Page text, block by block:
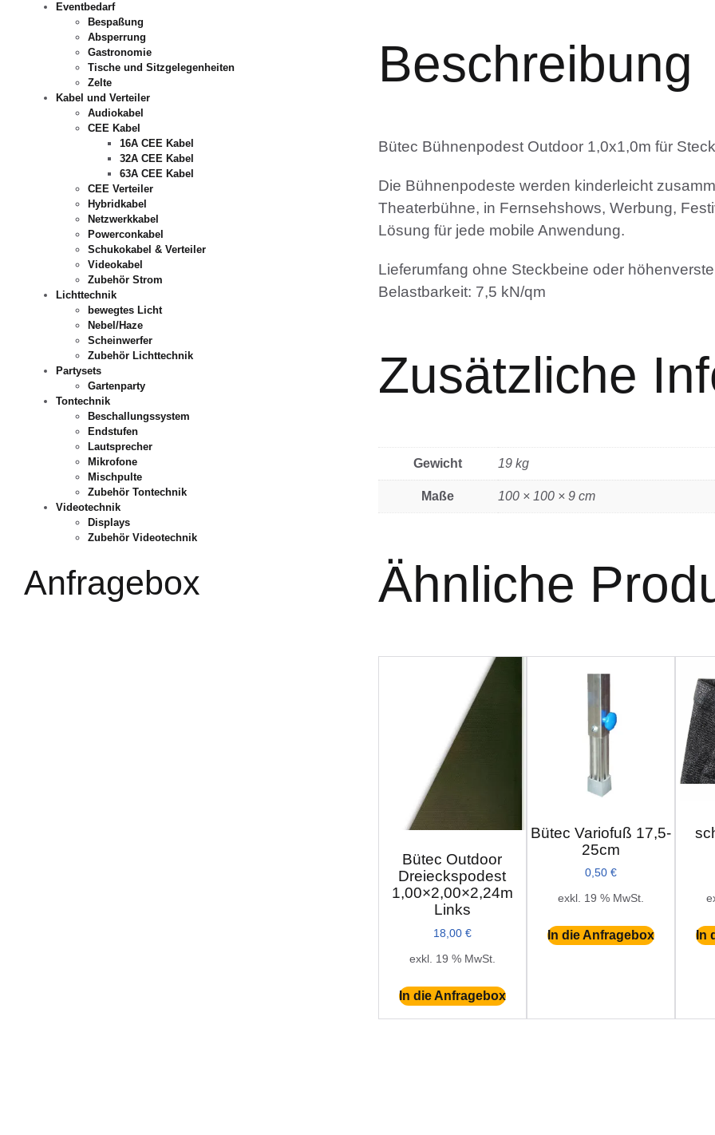
Eventbedarf
Bespaßung
Absperrung
Gastronomie
Tische und Sitzgelegenheiten
Zelte
Kabel und Verteiler
Audiokabel
CEE Kabel
16A CEE Kabel
32A CEE Kabel
63A CEE Kabel
CEE Verteiler
Hybridkabel
Netzwerkkabel
Powerconkabel
Schukokabel & Verteiler
Videokabel
Zubehör Strom
Lichttechnik
bewegtes Licht
Nebel/Haze
Scheinwerfer
Zubehör Lichttechnik
Partysets
Gartenparty
Tontechnik
Beschallungssystem
Endstufen
Lautsprecher
Mikrofone
Mischpulte
Zubehör Tontechnik
Videotechnik
Displays
Zubehör Videotechnik
Anfragebox
Beschreibung
Bütec Bühnenpodest Outdoor 1,0x1,0m für
Die Bühnenpodeste werden kinderleicht
Theaterbühne, in Fernsehshows, Werbung,
Lösung für jede mobile Anwendung.
Lieferumfang ohne Steckbeine oder
Belastbarkeit: 7,5 kN/qm
Zusätzliche
Gewicht 19 kg
Maße 100 × 100 × 9 cm
Ähnliche
Bütec Outdoor
Dreieckspodest
1,00×2,00×2,24m
Links
18,00 €
exkl. 19 % MwSt.
In die Anfragebox
Bütec Variofuß 17,5-
25cm
0,50 €
exkl. 19 % MwSt.
In die Anfragebox In